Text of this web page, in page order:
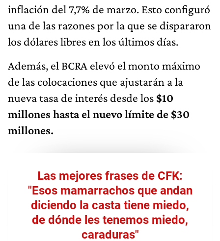
inflación del 7,7% de marzo. Esto configuró
una de las razones por la que se dispararon
los dólares libres en los últimos días.
Además, el BCRA elevó el monto máximo
de las colocaciones que ajustarán a la
nueva tasa de interés desde los $10
millones hasta el nuevo límite de $30
millones.
Las mejores frases de CFK:
"Esos mamarrachos que andan
diciendo la casta tiene miedo,
de dónde les tenemos miedo,
caraduras"